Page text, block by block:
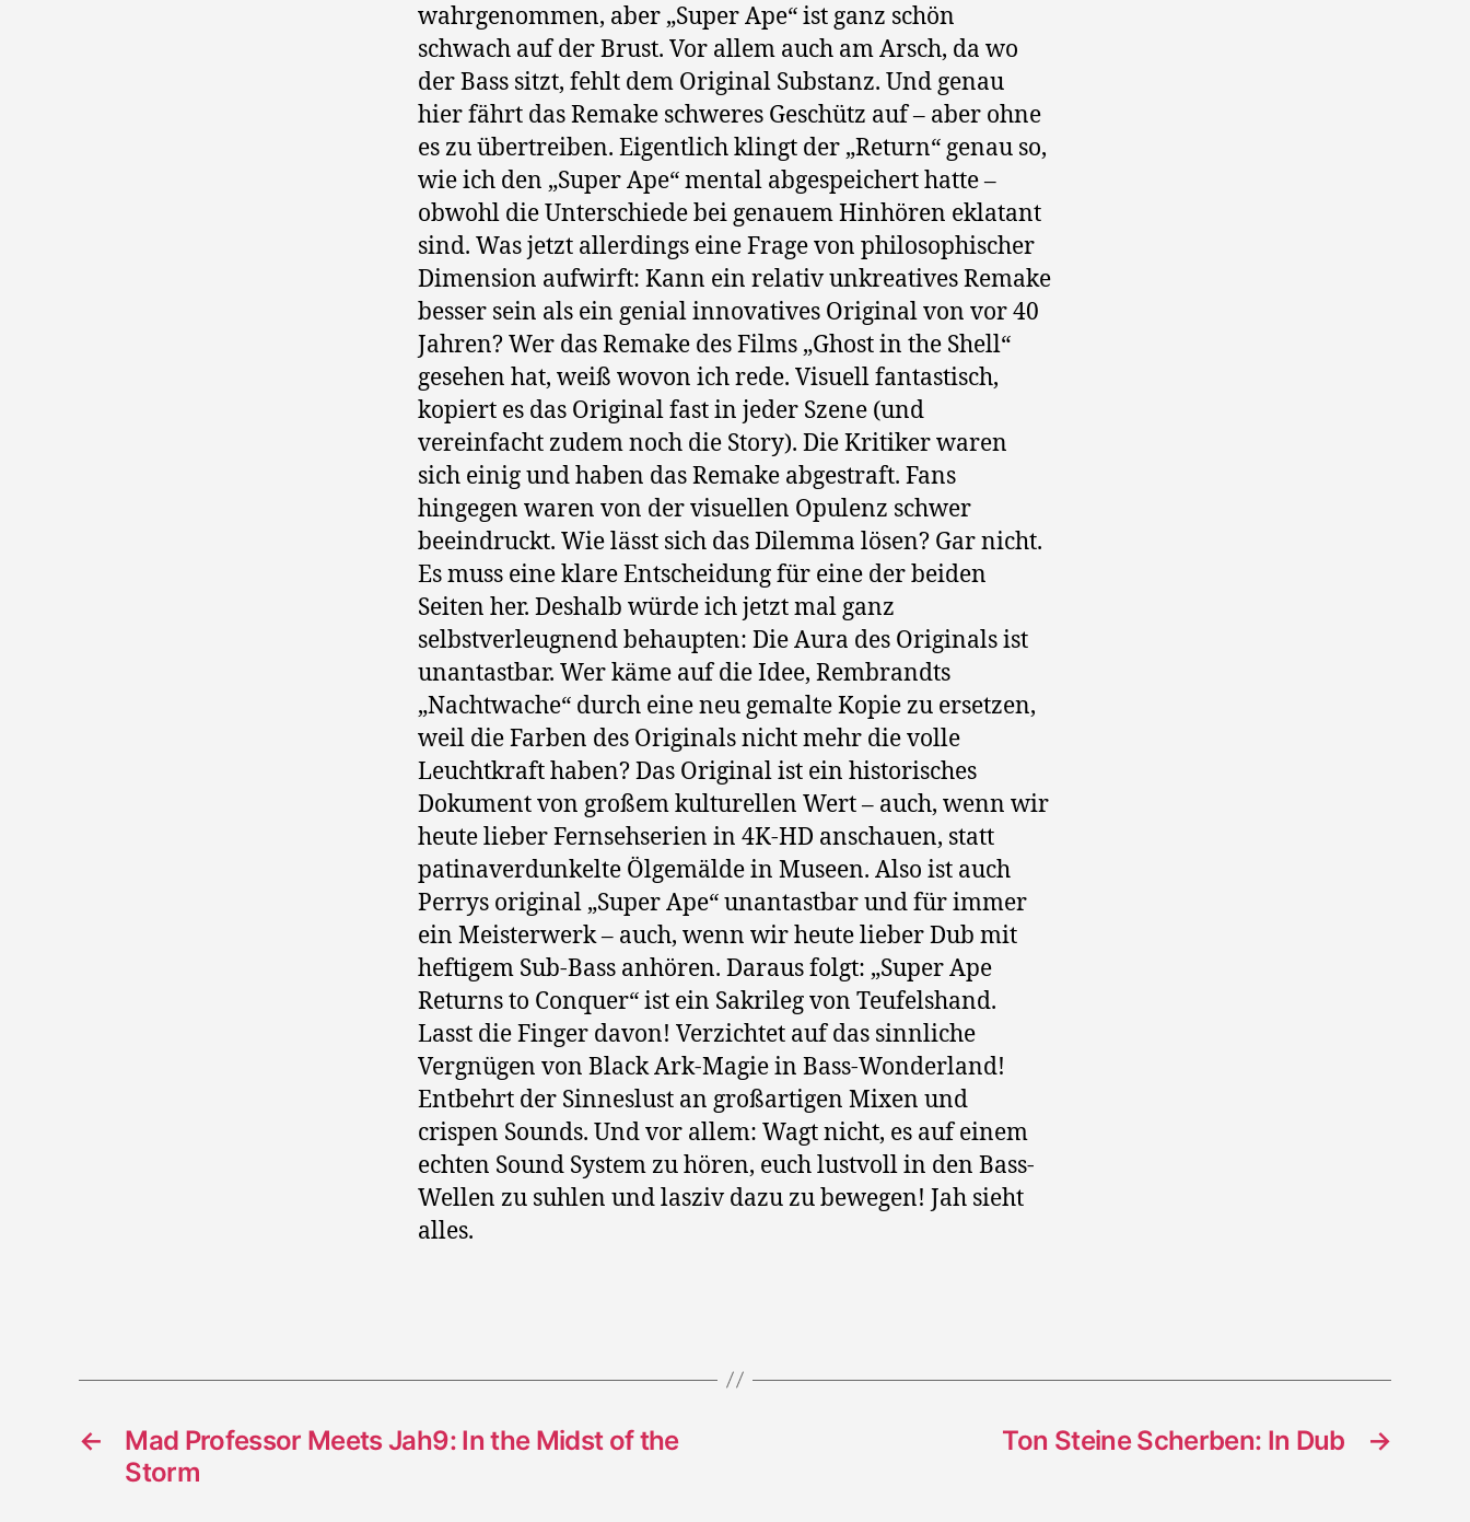
wahrgenommen, aber „Super Ape“ ist ganz schön
schwach auf der Brust. Vor allem auch am Arsch, da wo
der Bass sitzt, fehlt dem Original Substanz. Und genau
hier fährt das Remake schweres Geschütz auf – aber ohne
es zu übertreiben. Eigentlich klingt der „Return“ genau so,
wie ich den „Super Ape“ mental abgespeichert hatte –
obwohl die Unterschiede bei genauem Hinhören eklatant
sind. Was jetzt allerdings eine Frage von philosophischer
Dimension aufwirft: Kann ein relativ unkreatives Remake
besser sein als ein genial innovatives Original von vor 40
Jahren? Wer das Remake des Films „Ghost in the Shell“
gesehen hat, weiß wovon ich rede. Visuell fantastisch,
kopiert es das Original fast in jeder Szene (und
vereinfacht zudem noch die Story). Die Kritiker waren
sich einig und haben das Remake abgestraft. Fans
hingegen waren von der visuellen Opulenz schwer
beeindruckt. Wie lässt sich das Dilemma lösen? Gar nicht.
Es muss eine klare Entscheidung für eine der beiden
Seiten her. Deshalb würde ich jetzt mal ganz
selbstverleugnend behaupten: Die Aura des Originals ist
unantastbar. Wer käme auf die Idee, Rembrandts
„Nachtwache“ durch eine neu gemalte Kopie zu ersetzen,
weil die Farben des Originals nicht mehr die volle
Leuchtkraft haben? Das Original ist ein historisches
Dokument von großem kulturellen Wert – auch, wenn wir
heute lieber Fernsehserien in 4K-HD anschauen, statt
patinaverdunkelte Ölgemälde in Museen. Also ist auch
Perrys original „Super Ape“ unantastbar und für immer
ein Meisterwerk – auch, wenn wir heute lieber Dub mit
heftigem Sub-Bass anhören. Daraus folgt: „Super Ape
Returns to Conquer“ ist ein Sakrileg von Teufelshand.
Lasst die Finger davon! Verzichtet auf das sinnliche
Vergnügen von Black Ark-Magie in Bass-Wonderland!
Entbehrt der Sinneslust an großartigen Mixen und
crispen Sounds. Und vor allem: Wagt nicht, es auf einem
echten Sound System zu hören, euch lustvoll in den Bass-
Wellen zu suhlen und lasziv dazu zu bewegen! Jah sieht
alles.
←
Mad Professor Meets Jah9: In the Midst of the
Storm
→
Ton Steine Scherben: In Dub